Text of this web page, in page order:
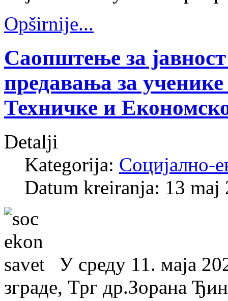
Opširnije...
Саопштење за
предавања за
Техничке и
Detalji
Kategorija: Социјално-
Datum kreiranja: 13 maj
У среду 11. маја
зграде, Трг др.Зорана